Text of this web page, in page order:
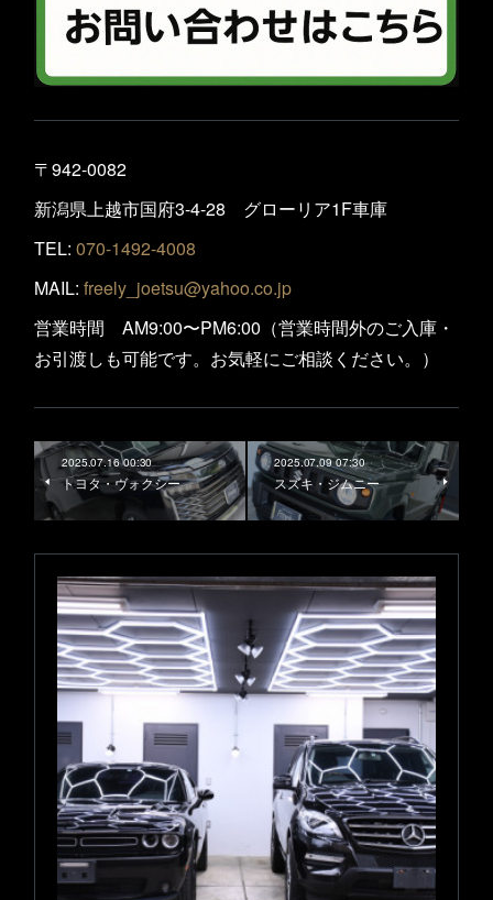
〒942-0082
新潟県上越市国府3-4-28 グローリア1F車庫
TEL: 070-1492-4008
MAIL: freely_joetsu@yahoo.co.jp
営業時間 AM9:00〜PM6:00（営業時間外のご入庫・
お引渡しも可能です。お気軽にご相談ください。）
2025.07.16 00:30
トヨタ・ヴォクシー
2025.07.09 07:30
スズキ・ジムニー